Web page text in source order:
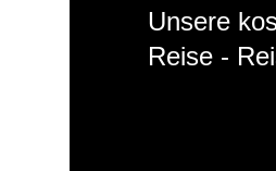
Unsere
Reise -